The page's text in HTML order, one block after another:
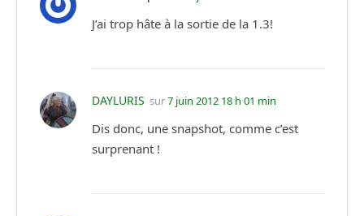
J’ai trop hâte à la sortie de la 1.3!
DAYLURIS sur7 juin 2012 18 h 01 min
Dis donc, une snapshot, comme c’est
surprenant !